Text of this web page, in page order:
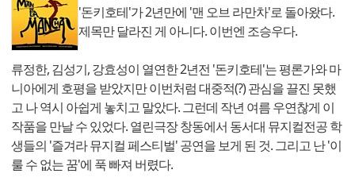
'돈키호테'가 2년만에 '맨 오브 라만차'로 돌아왔다.
제목만 달라진 게 아니다. 이번엔 조승우다.
류정한, 김성기, 강효성이 열연한 2년전 '돈키호테'는 평론가와 마
니아에게 호평을 받았지만 이번처럼 대중적(?) 관심을 끌진 못했
고 나 역시 아쉽게 놓치고 말았다. 그런데 작년 여름 우연찮게 이
작품을 만날 수 있었다. 열린극장 창동에서 동서대 뮤지컬전공 학
생들의 '즐겨라 뮤지컬 페스티벌' 공연을 보게 된 것. 그리고 난 '이
룰 수 없는 꿈'에 푹 빠져 버렸다.